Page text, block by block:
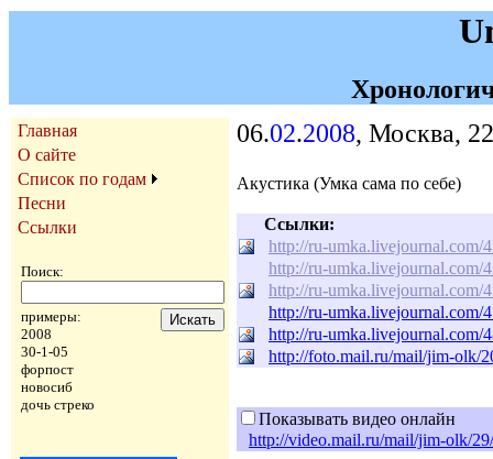
Главная
О сайте
Список по годам
Песни
Ссылки
Поиск:
примеры:
2008
30-1-05
форпост
новосиб
дочь стреко
06.02.2008, Москва, 22
Акустика (Умка сама по себе)
Ссылки:
http://ru-umka.livejournal.com/
http://ru-umka.livejournal.com/
http://ru-umka.livejournal.com/
http://ru-umka.livejournal.com/
http://ru-umka.livejournal.com/
http://foto.mail.ru/mail/jim-olk/
Показывать видео онлайн
http://video.mail.ru/mail/jim-olk/